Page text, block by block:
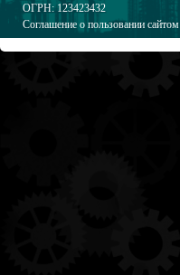
ОГРН: 123423432
Соглашение о пользовании сайтом